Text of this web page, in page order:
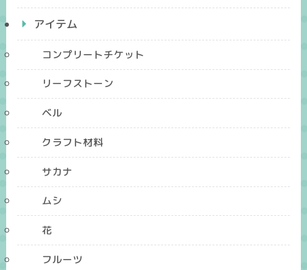
アイテム
コンプリートチケット
リーフストーン
ベル
クラフト材料
サカナ
ムシ
花
フルーツ